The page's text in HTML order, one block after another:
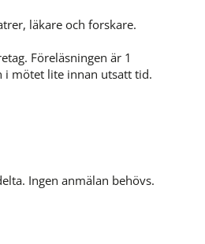
läkare och forskare.
Föreläsningen är 1
i mötet lite innan utsatt tid.